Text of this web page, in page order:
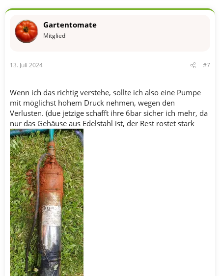
Gartentomate
Mitglied
13. Juli 2024 #7
Wenn ich das richtig verstehe, sollte ich also eine Pumpe
mit möglichst hohem Druck nehmen, wegen den
Verlusten. (due jetzige schafft ihre 6bar sicher ich mehr, da
nur das Gehäuse aus Edelstahl ist, der Rest rostet stark